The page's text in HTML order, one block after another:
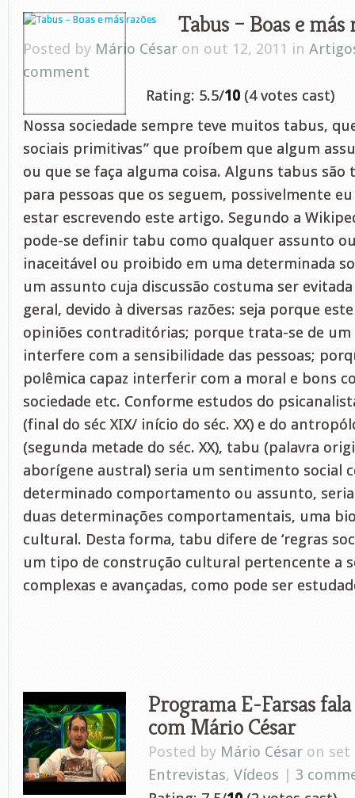
Tabus – Boas e más
Posted by Mário César on out 12, 2011 in
comment
Rating: 5.5/10 (4 votes cast)
Nossa sociedade sempre teve muitos tabus,
sociais primitivas” que proíbem que algum
ou que se faça alguma coisa. Alguns tabus
para pessoas que os seguem, possivelmente
estar escrevendo este artigo. Segundo a
pode-se definir tabu como qualquer assunto
inaceitável ou proibido em uma determinada
um assunto cuja discussão costuma ser
geral, devido à diversas razões: seja porque
opiniões contraditórias; porque trata-se de um
interfere com a sensibilidade das pessoas;
polêmica capaz interferir com a moral e bons
sociedade etc. Conforme estudos do
(final do séc XIX/ início do séc. XX) e do
(segunda metade do séc. XX), tabu (palavra
aborígene austral) seria um sentimento social
determinado comportamento ou assunto,
duas determinações comportamentais, uma
cultural. Desta forma, tabu difere de ‘regras
um tipo de construção cultural pertencente a
complexas e avançadas, como pode ser
Programa E-Farsas
com Mário César
Posted by Mário César on set
Entrevistas, Vídeos | 3